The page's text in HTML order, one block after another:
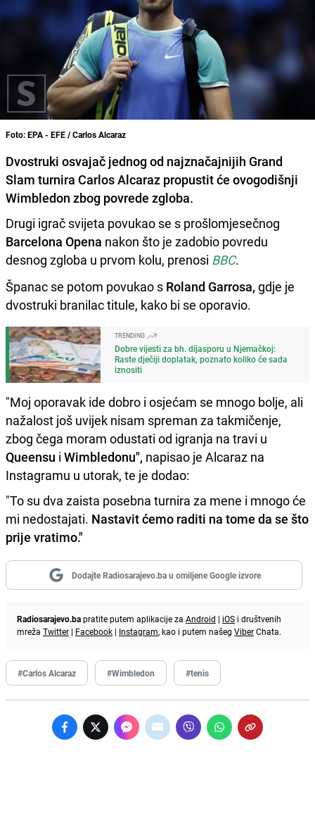
Foto: EPA - EFE / Carlos Alcaraz
Dvostruki osvajač jednog od najznačajnijih Grand
Slam turnira Carlos Alcaraz propustit će ovogodišnji
Wimbledon zbog povrede zgloba.
Drugi igrač svijeta povukao se s prošlomjesečnog
Barcelona Opena nakon što je zadobio povredu
desnog zgloba u prvom kolu, prenosi BBC.
Španac se potom povukao s Roland Garrosa, gdje je
dvostruki branilac titule, kako bi se oporavio.
TRENDING
Dobre vijesti za bh. dijasporu u Njemačkoj:
Raste dječiji doplatak, poznato koliko će sada
iznositi
"Moj oporavak ide dobro i osjećam se mnogo bolje, ali
nažalost još uvijek nisam spreman za takmičenje,
zbog čega moram odustati od igranja na travi u
Queensu i Wimbledonu", napisao je Alcaraz na
Instagramu u utorak, te je dodao:
"To su dva zaista posebna turnira za mene i mnogo će
mi nedostajati. Nastavit ćemo raditi na tome da se što
prije vratimo."
Dodajte Radiosarajevo.ba u omiljene Google izvore
Radiosarajevo.bapratite putem aplikacije za Android | iOS i društvenih
mreža Twitter | Facebook | Instagram, kao i putem našeg ViberChata.
#Carlos Alcaraz #Wimbledon #tenis